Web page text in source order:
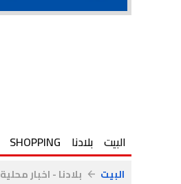
البيت بلادنا SHOPPING
البيت arrow_back بلادنا - اخبار محلية